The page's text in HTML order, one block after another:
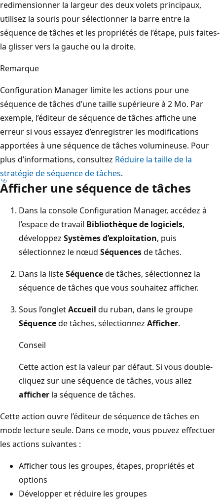
redimensionner la largeur des deux volets principaux,
utilisez la souris pour sélectionner la barre entre la
séquence de tâches et les propriétés de l’étape, puis faites-
la glisser vers la gauche ou la droite.
Remarque
Configuration Manager limite les actions pour une
séquence de tâches d’une taille supérieure à 2 Mo. Par
exemple, l’éditeur de séquence de tâches affiche une
erreur si vous essayez d’enregistrer les modifications
apportées à une séquence de tâches volumineuse. Pour
plus d’informations, consultez Réduire la taille de la
stratégie de séquence de tâches.
Afficher une séquence de tâches
Dans la console Configuration Manager, accédez à
l’espace de travail Bibliothèque de logiciels,
développez Systèmes d’exploitation, puis
sélectionnez le nœud Séquencesde tâches.
Dans la listeSéquencede tâches, sélectionnez la
séquence de tâches que vous souhaitez afficher.
Sous l’ongletAccueil du ruban, dans le groupe
Séquencede tâches, sélectionnez Afficher.
Conseil
Cette action est la valeur par défaut. Si vous double-
cliquez sur une séquence de tâches, vous allez
afficher la séquence de tâches.
Cette action ouvre l’éditeur de séquence de tâches en
mode lecture seule. Dans ce mode, vous pouvez effectuer
les actions suivantes :
Afficher tous les groupes, étapes, propriétés et
options
Développer et réduire les groupes